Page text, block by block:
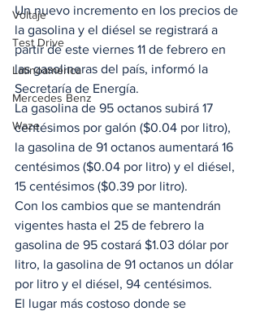
Voltaje
Test Drive
Latinoamérica
Mercedes Benz
Waze
Un nuevo incremento en los precios de
la gasolina y el diésel se registrará a
partir de este viernes 11 de febrero en
las gasolineras del país, informó la
Secretaría de Energía.
La gasolina de 95 octanos subirá 17
centésimos por galón ($0.04 por litro),
la gasolina de 91 octanos aumentará 16
centésimos ($0.04 por litro) y el diésel,
15 centésimos ($0.39 por litro).
Con los cambios que se mantendrán
vigentes hasta el 25 de febrero la
gasolina de 95 costará $1.03 dólar por
litro, la gasolina de 91 octanos un dólar
por litro y el diésel, 94 centésimos.
El lugar más costoso donde se